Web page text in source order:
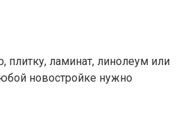
ламинат, линолеум или
новостройке нужно